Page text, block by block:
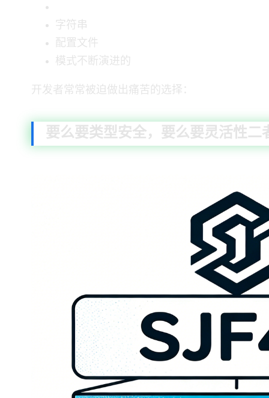
JSON 字符串
配置文件
模式不断演进的 API
Java 开发者常常被迫做出痛苦的选择：
要么要类型安全，要么要灵活性——